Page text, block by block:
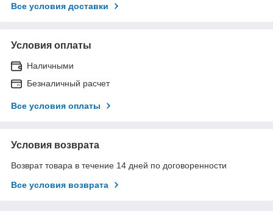
Все условия доставки
Условия оплаты
Наличными
Безналичный расчет
Все условия оплаты
Условия возврата
Возврат товара в течение 14 дней по договоренности
Все условия возврата